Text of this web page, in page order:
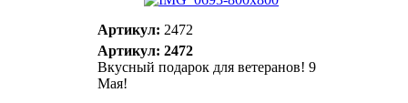
Артикул: 2472
Артикул: 2472
Вкусный подарок для ветеранов! 9
Мая!